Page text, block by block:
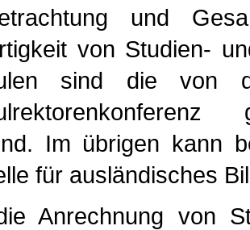
und
von Studien-
sind die von
Im übrigen kann
für ausländisches
Anrechnung von